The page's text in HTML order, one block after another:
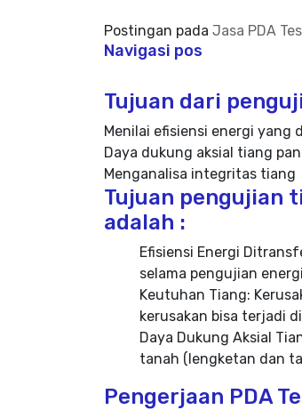
Postingan pada Jasa PDA
Navigasi pos
Tujuan dari
Menilai efisiensi energi yang
Daya dukung aksial tiang
Menganalisa integritas tiang
Tujuan pengujian
adalah :
Efisiensi Energi
selama pengujian
Keutuhan Tiang:
kerusakan bisa terjadi
Daya Dukung Aksial
tanah (lengketan dan
Pengerjaan PDA